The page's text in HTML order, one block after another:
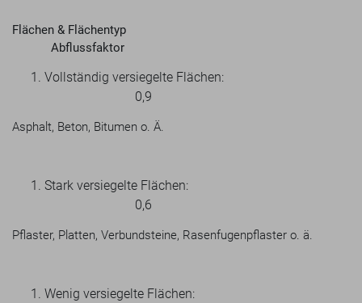
Flächen & Flächentyp
Abflussfaktor
Vollständig versiegelte Flächen:
0,9
Asphalt, Beton, Bitumen o. Ä.
Stark versiegelte Flächen:
0,6
Pflaster, Platten, Verbundsteine, Rasenfugenpflaster o. ä.
Wenig versiegelte Flächen: